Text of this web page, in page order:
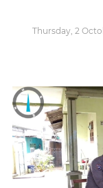
Thursday, 2